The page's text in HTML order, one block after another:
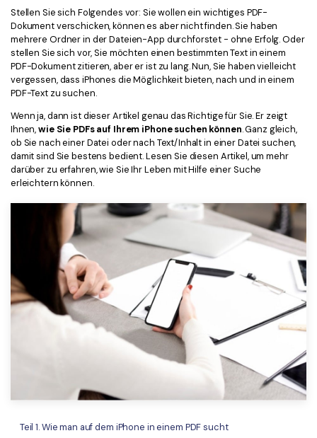
PDF-Daten extrahieren
PDF freigeben
eSign PDFs rechtmäßig
Branchen
Bildung
IT-Dienstleistung
Rechtliches
Gesundheitswesen
Finanzen
Regierung
Veröffentlichung
Was ist NEU
Benutzerhandbuch
PDFelement für Windows
PDFelement für Mac
PDFelement für iOS
PDFelement für Android
Bewertungen
Sehen Sie, was unsere Nutzer sagen.
Kostenlose PDF-Vorlagen
Bearbeiten, Drucken und Anpassen von kostenlosen Vorlagen.
PDF-Wissen
PDF-bezogene Informationen, die Sie benötigen.
Laden Sie die leistungsstärksten und einfachsten PDF-Tools
Stellen Sie sich Folgendes vor: Sie wollen ein wichtiges PDF-
Dokument verschicken, können es aber nicht finden. Sie haben
mehrere Ordner in der Dateien-App durchforstet - ohne Erfolg. Oder
stellen Sie sich vor, Sie möchten einen bestimmten Text in einem
PDF-Dokument zitieren, aber er ist zu lang. Nun, Sie haben vielleicht
vergessen, dass iPhones die Möglichkeit bieten, nach und in einem
PDF-Text zu suchen.
Wenn ja, dann ist dieser Artikel genau das Richtige für Sie. Er zeigt
Ihnen,wie Sie PDFs auf Ihrem iPhone suchen können. Ganz gleich,
ob Sie nach einer Datei oder nach Text/Inhalt in einer Datei suchen,
damit sind Sie bestens bedient. Lesen Sie diesen Artikel, um mehr
darüber zu erfahren, wie Sie Ihr Leben mit Hilfe einer Suche
erleichtern können.
Teil 1. Wie man auf dem iPhone in einem PDF sucht